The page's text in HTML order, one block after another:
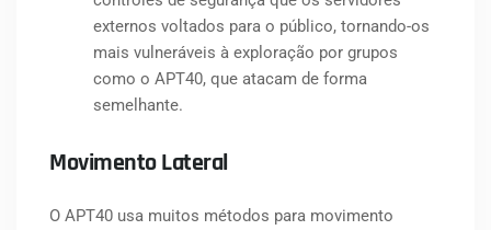
externos voltados para o público, tornando-os
mais vulneráveis à exploração por grupos
como o APT40, que atacam de forma
semelhante.
Movimento Lateral
O APT40 usa muitos métodos para movimento